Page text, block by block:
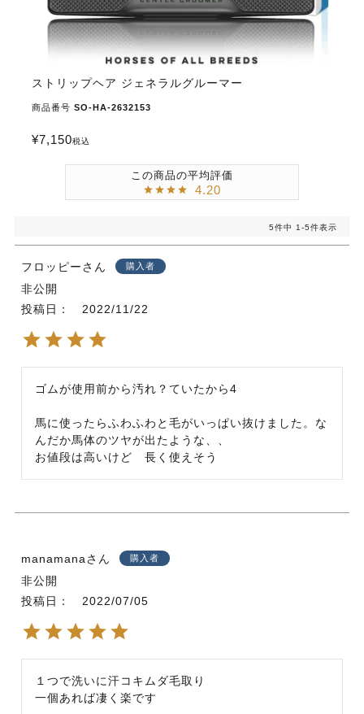
ストリップヘア ジェネラルグルーマー
商品番号 SO-HA-2632153
¥7,150税込
4.20
5件中 1-5件表示
フロッピー 購入者
非公開
投稿日
2022/11/22
ゴムが使用前から汚れ？ていたから4
馬に使ったらふわふわと毛がいっぱい抜けました。な
んだか馬体のツヤが出たような、、
お値段は高いけど　長く使えそう
manamana 購入者
非公開
投稿日
2022/07/05
１つで洗いに汗コキムダ毛取り
一個あれば凄く楽です